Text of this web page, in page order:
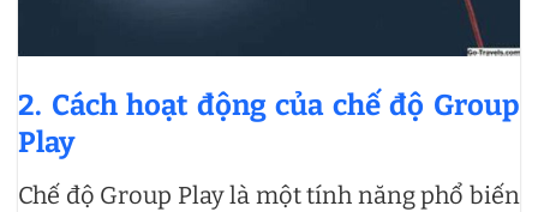
2. Cách hoạt động của chế độ Group
Play
Chế độ Group Play là một tính năng phổ biến